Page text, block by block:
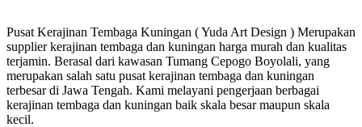
Pusat Kerajinan Tembaga Kuningan ( Yuda Art Design ) Merupakan
supplier kerajinan tembaga dan kuningan harga murah dan kualitas
terjamin. Berasal dari kawasan Tumang Cepogo Boyolali, yang
merupakan salah satu pusat kerajinan tembaga dan kuningan
terbesar di Jawa Tengah. Kami melayani pengerjaan berbagai
kerajinan tembaga dan kuningan baik skala besar maupun skala
kecil.